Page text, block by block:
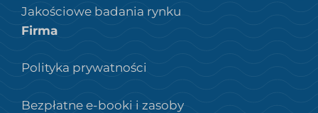
Jakościowe badania rynku
Firma
Polityka prywatności
Bezpłatne e-booki i zasoby